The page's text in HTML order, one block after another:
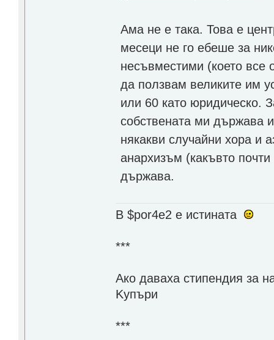
Ама не е така. Това е
месеци не го ебеше за
несъвместими (което все
да ползвам великите им
или 60 като юридическо.
собствената ми държава
някакви случайни хора и
анархизъм (какъвто
държава.
В $por4e2 e истината
***
Aко даваха стипендия за
Kупъри
***